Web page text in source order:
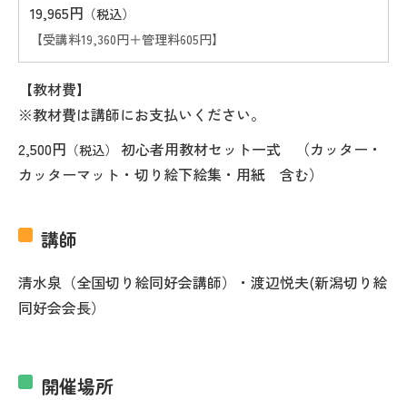
19,965円 （税込）
【受講料19,360円＋管理料605円】
【教材費】
※教材費は講師にお支払いください。
2,500円 （税込）
初心者用教材セット一式 （カッター・
カッターマット・切り絵下絵集・用紙 含む）
講師
清水泉（全国切り絵同好会講師）・渡辺悦夫(新潟切り絵
同好会会長）
開催場所